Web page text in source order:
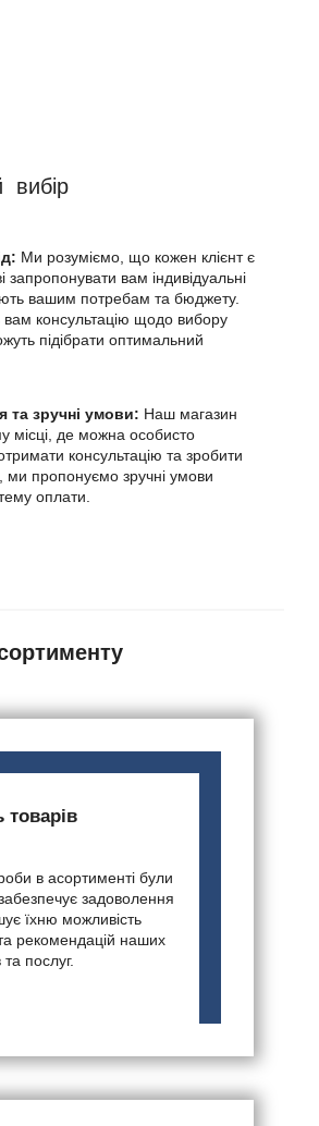
Ми розуміємо, що кожен клієнт є
запропонувати вам індивідуальні
вашим потребам та бюджету.
вам консультацію щодо вибору
підібрати оптимальний
та зручні умови: Наш магазин
місці, де можна особисто
консультацію та зробити
ми пропонуємо зручні умови
оплати.
товарів
в асортименті були
задоволення
їхню можливість
рекомендацій наших
та послуг.